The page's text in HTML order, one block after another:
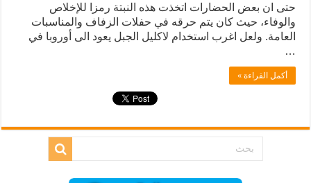
حتى ان بعض الحضارات اتخذت هذه النبتة رمزا للإخلاص
والوفاء، حيث كان يتم حرقه في حفلات الزفاف والمناسبات
العامة. ولعل اغرب استخدام لاكليل الجبل يعود الى أوروبا في
…
أكمل القراءة »